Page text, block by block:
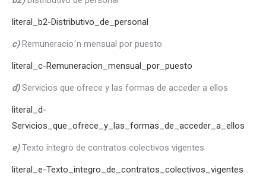
literal_b2-Distributivo_de_personal
c)Remuneracio´n mensual por puesto
literal_c-Remuneracion_mensual_por_puesto
d)Servicios que ofrece y las formas de acceder a ellos
literal_d-
Servicios_que_ofrece_y_las_formas_de_acceder_a_ellos
e)Texto íntegro de contratos colectivos vigentes
literal_e-Texto_integro_de_contratos_colectivos_vigentes